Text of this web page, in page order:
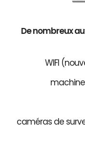
De nombreux
WIFI
caméras de